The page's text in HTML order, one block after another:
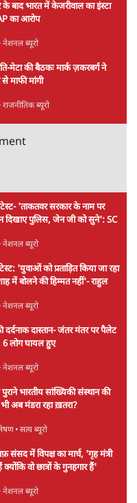
बाद भारत में केजरीवाल का इंस्टा
का आरोप
नेशनल ब्यूरो
मेटा की बैठकः मार्क ज़करबर्ग ने
माफी मांगी
राजनीतिक ब्यूरो
'ताकतवर सरकार के नाम पर
दिखाए पुलिस, जेन जी को सुने': SC
नेशनल ब्यूरो
'युवाओं को प्रताड़ित किया जा रहा
में बोलने की हिम्मत नहीं'- राहुल
नेशनल ब्यूरो
दर्दनाक दास्तान- जंतर मंतर पर पैलेट
6 लोग घायल हुए
नेशनल ब्यूरो
भारतीय सांख्यिकी संस्थान की
भी अब मंडरा रहा ख़तरा?
• सत्य ब्यूरो
संसद में विपक्ष का मार्च, 'गृह मंत्री
वो छात्रों के गुनहगार हैं'
नेशनल ब्यूरो